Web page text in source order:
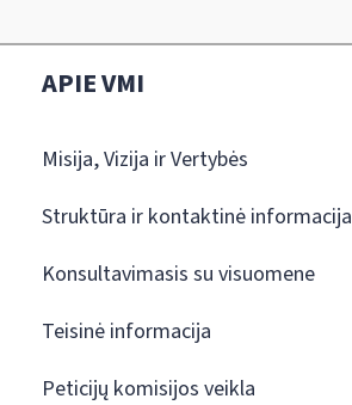
APIE VMI
Misija, Vizija ir Vertybės
Struktūra ir kontaktinė informacija
Konsultavimasis su visuomene
Teisinė informacija
Peticijų komisijos veikla